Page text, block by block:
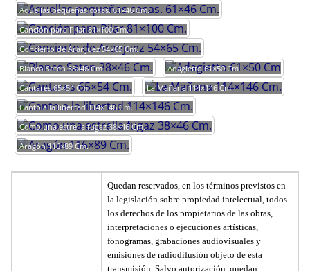
Aquellas pequeñas cosas. 61×46 Cm.
Canción para Pilar 81×100 Cm.
Concierto de Aranjuez 54×65 Cm.
Blanco Saten 38×46 Cm.
Adagietto 61×50 Cm
Cantares 65×54 Cm.
La Mañana 114×146 Cm.
Canto a la libertad 114×146 Cm.
Como una estrella fugaz 38×46 Cm.
Aragón 116×89 Cm.
Quedan reservados, en los términos previstos en
la legislación sobre propiedad intelectual, todos
los derechos de los propietarios de las obras,
interpretaciones o ejecuciones artísticas,
fonogramas, grabaciones audiovisuales y
emisiones de radiodifusión objeto de esta
transmisión. Salvo autorización, quedan